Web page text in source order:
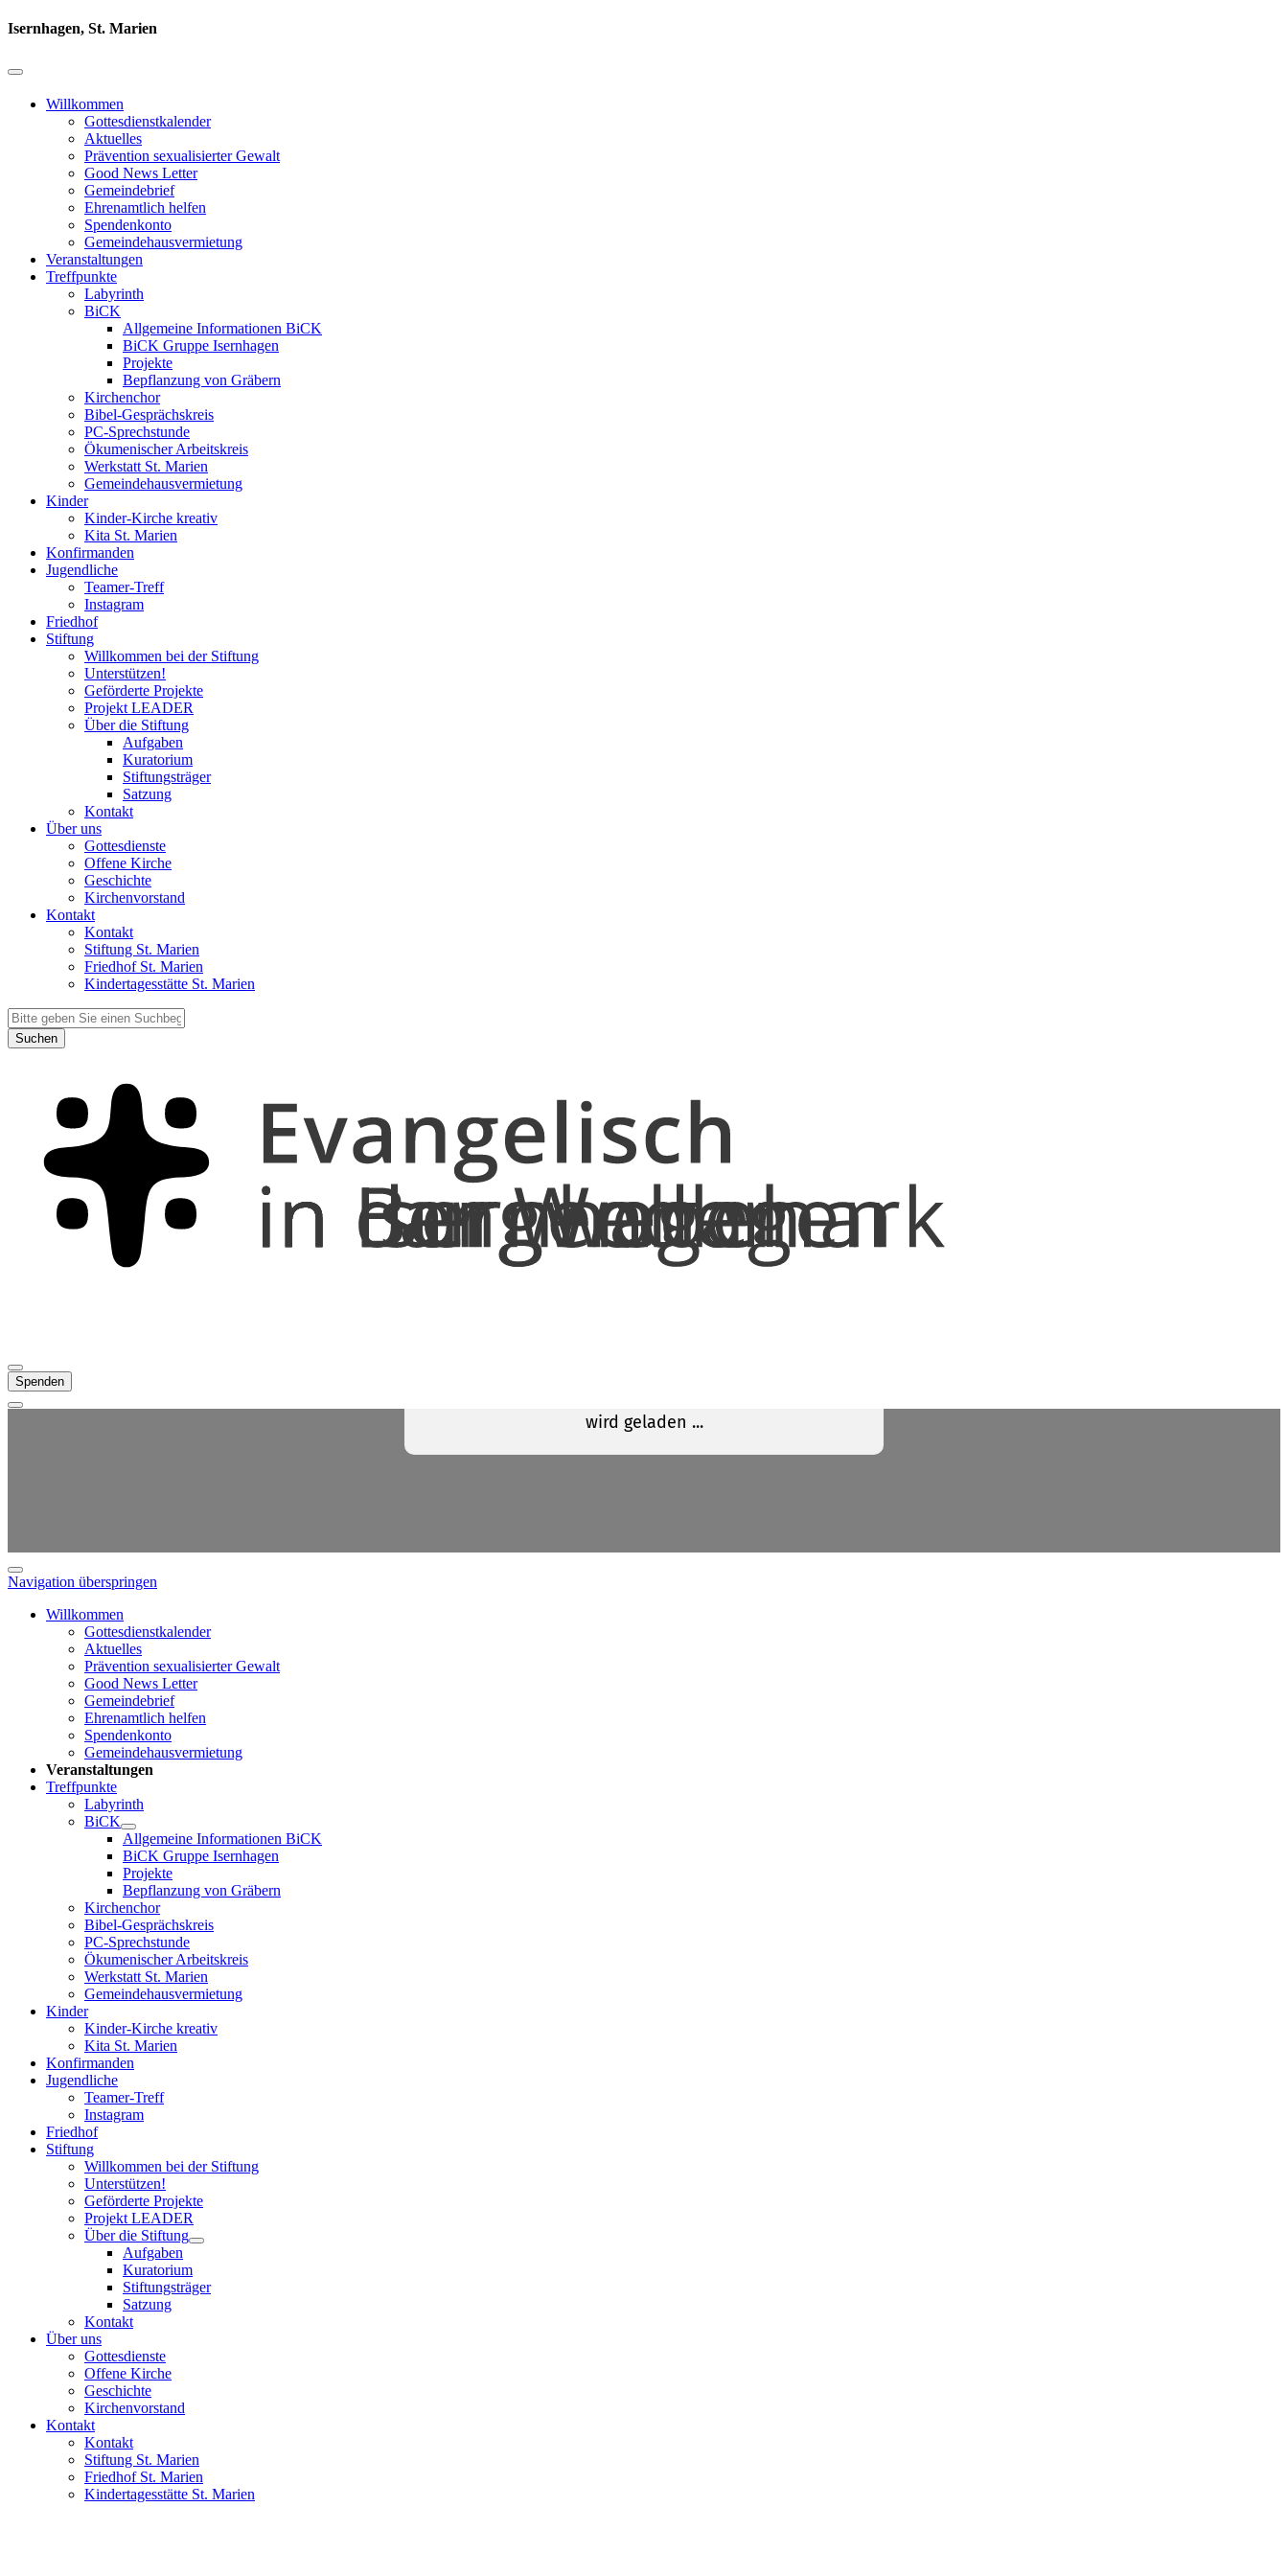
Isernhagen, St. Marien
Willkommen
Gottesdienstkalender
Aktuelles
Prävention sexualisierter Gewalt
Good News Letter
Gemeindebrief
Ehrenamtlich helfen
Spendenkonto
Gemeindehausvermietung
Veranstaltungen
Treffpunkte
Labyrinth
BiCK
Allgemeine Informationen BiCK
BiCK Gruppe Isernhagen
Projekte
Bepflanzung von Gräbern
Kirchenchor
Bibel-Gesprächskreis
PC-Sprechstunde
Ökumenischer Arbeitskreis
Werkstatt St. Marien
Gemeindehausvermietung
Kinder
Kinder-Kirche kreativ
Kita St. Marien
Konfirmanden
Jugendliche
Teamer-Treff
Instagram
Friedhof
Stiftung
Willkommen bei der Stiftung
Unterstützen!
Geförderte Projekte
Projekt LEADER
Über die Stiftung
Aufgaben
Kuratorium
Stiftungsträger
Satzung
Kontakt
Über uns
Gottesdienste
Offene Kirche
Geschichte
Kirchenvorstand
Kontakt
Kontakt
Stiftung St. Marien
Friedhof St. Marien
Kindertagesstätte St. Marien
Suchen
Spenden
Navigation überspringen
Willkommen
Gottesdienstkalender
Aktuelles
Prävention sexualisierter Gewalt
Good News Letter
Gemeindebrief
Ehrenamtlich helfen
Spendenkonto
Gemeindehausvermietung
Veranstaltungen
Treffpunkte
Labyrinth
BiCK
Allgemeine Informationen BiCK
BiCK Gruppe Isernhagen
Projekte
Bepflanzung von Gräbern
Kirchenchor
Bibel-Gesprächskreis
PC-Sprechstunde
Ökumenischer Arbeitskreis
Werkstatt St. Marien
Gemeindehausvermietung
Kinder
Kinder-Kirche kreativ
Kita St. Marien
Konfirmanden
Jugendliche
Teamer-Treff
Instagram
Friedhof
Stiftung
Willkommen bei der Stiftung
Unterstützen!
Geförderte Projekte
Projekt LEADER
Über die Stiftung
Aufgaben
Kuratorium
Stiftungsträger
Satzung
Kontakt
Über uns
Gottesdienste
Offene Kirche
Geschichte
Kirchenvorstand
Kontakt
Kontakt
Stiftung St. Marien
Friedhof St. Marien
Kindertagesstätte St. Marien